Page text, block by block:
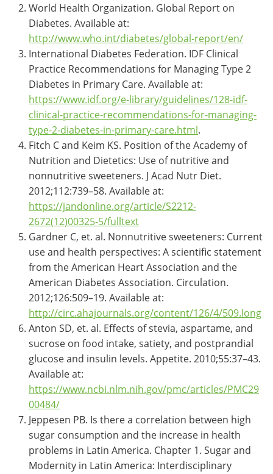
World Health Organization. Global Report on
Diabetes. Available at:
http://www.who.int/diabetes/global-report/en/
International Diabetes Federation. IDF Clinical
Practice Recommendations for Managing Type 2
Diabetes in Primary Care. Available at:
https://www.idf.org/e-library/guidelines/128-idf-
clinical-practice-recommendations-for-managing-
type-2-diabetes-in-primary-care.html.
Fitch C and Keim KS. Position of the Academy of
Nutrition and Dietetics: Use of nutritive and
nonnutritive sweeteners. J Acad Nutr Diet.
2012;112:739–58. Available at:
https://jandonline.org/article/S2212-
2672(12)00325-5/fulltext
Gardner C, et. al. Nonnutritive sweeteners: Current
use and health perspectives: A scientific statement
from the American Heart Association and the
American Diabetes Association. Circulation.
2012;126:509–19. Available at:
http://circ.ahajournals.org/content/126/4/509.long
Anton SD, et. al. Effects of stevia, aspartame, and
sucrose on food intake, satiety, and postprandial
glucose and insulin levels. Appetite. 2010;55:37–43.
Available at:
https://www.ncbi.nlm.nih.gov/pmc/articles/PMC29
00484/
Jeppesen PB. Is there a correlation between high
sugar consumption and the increase in health
problems in Latin America. Chapter 1. Sugar and
Modernity in Latin America: Interdisciplinary